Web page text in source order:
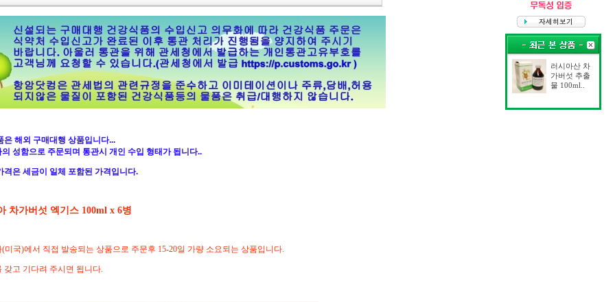
은 해외 구매대행 상품입니다...
성함으로 주문되며 통관시 개인 수입 형태가 됩니다..
격은 세금이 일체 포함된 가격입니다.
차가버섯 엑기스 100ml x 6병
미국)에서 직접 발송되는 상품으로 주문후 15-20일 가량 소요되는 상품입니다.
갖고 기다려 주시면 됩니다.
러시아산 차
가버섯 추출
물 100ml..